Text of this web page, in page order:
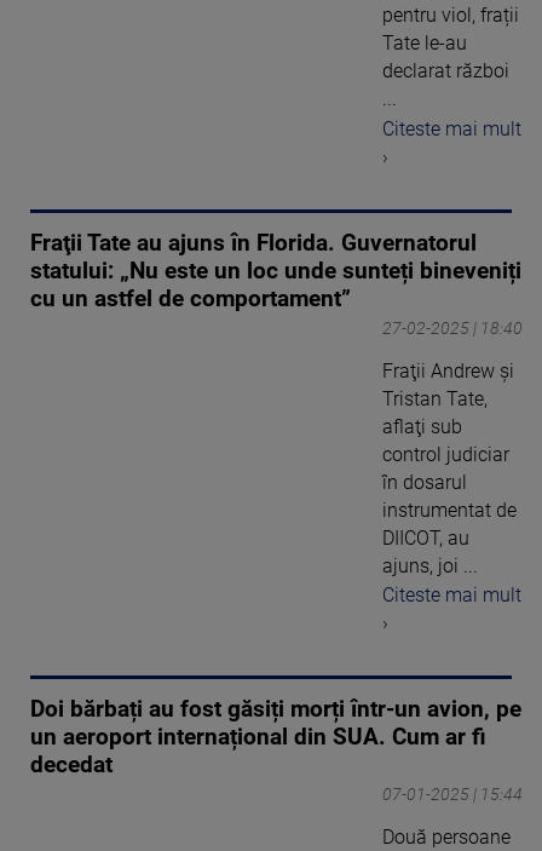
pentru viol, frații
Tate le-au
declarat război
...
Citeste mai mult
›
Fraţii Tate au ajuns în Florida. Guvernatorul
statului: „Nu este un loc unde sunteți bineveniți
cu un astfel de comportament”
27-02-2025 | 18:40
Fraţii Andrew şi
Tristan Tate,
aflaţi sub
control judiciar
în dosarul
instrumentat de
DIICOT, au
ajuns, joi ...
Citeste mai mult
›
Doi bărbați au fost găsiți morți într-un avion, pe
un aeroport internațional din SUA. Cum ar fi
decedat
07-01-2025 | 15:44
Două persoane